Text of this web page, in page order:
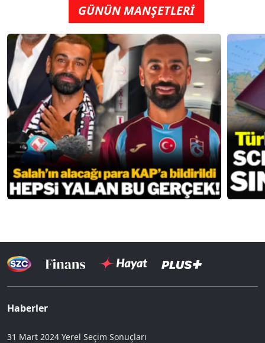
GÜNÜN MANŞETLERİ
Haberler
31 Mart 2024 Yerel Seçim Sonuçları